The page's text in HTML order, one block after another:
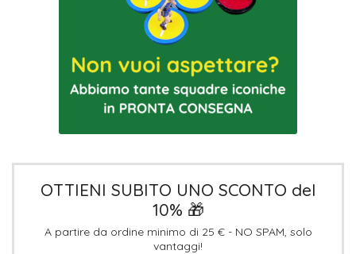
OTTIENI SUBITO UNO SCONTO del
10% 🎁
A partire da ordine minimo di 25 € - NO SPAM, solo
vantaggi!